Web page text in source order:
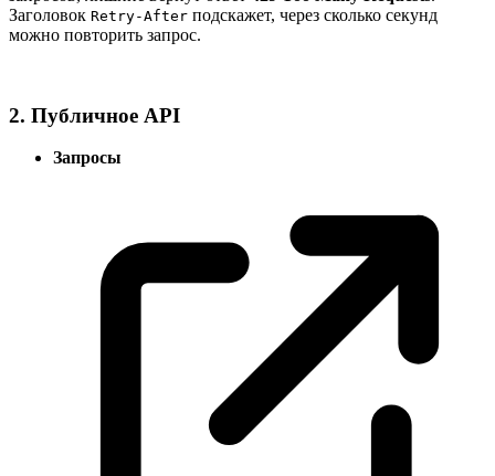
Заголовок Retry‑After подскажет, через сколько секунд
можно повторить запрос.
2. Публичное API
Запросы